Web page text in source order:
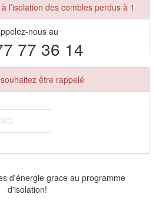
l’isolation des combles perdus à 1
nous au
77 36 14
être rappelé
d'énergie grace au programme
d'isolation!